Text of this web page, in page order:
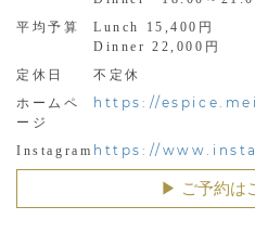
平均予算
Lunch 15,400円
Dinner 22,000円
定休日
不定休
ホームペ
ージ
https://
Instagram https://
▶︎ ご予約は